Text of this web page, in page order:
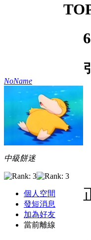
NoName
中級餅迷
個人空間
發短消息
加為好友
當前離線